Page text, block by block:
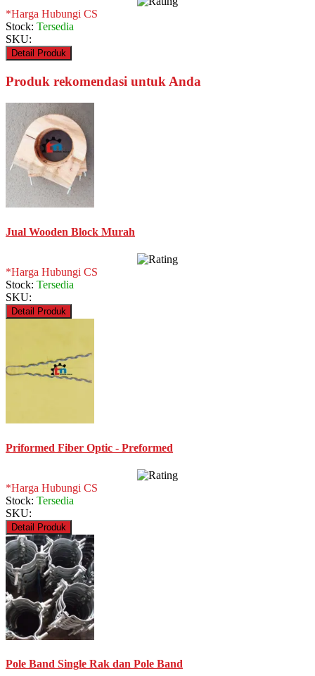
*Harga Hubungi CS
Stock: Tersedia
SKU:
Detail Produk
Produk rekomendasi untuk Anda
Jual Wooden Block Murah
*Harga Hubungi CS
Stock: Tersedia
SKU:
Detail Produk
Priformed Fiber Optic - Preformed
*Harga Hubungi CS
Stock: Tersedia
SKU:
Detail Produk
Pole Band Single Rak dan Pole Band